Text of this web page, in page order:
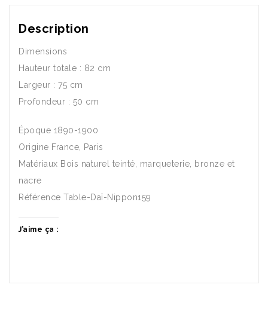
Description
Dimensions
Hauteur totale : 82 cm
Largeur : 75 cm
Profondeur : 50 cm
Époque 1890-1900
Origine France, Paris
Matériaux Bois naturel teinté, marqueterie, bronze et
nacre
Référence Table-Daï-Nippon159
J’aime ça :